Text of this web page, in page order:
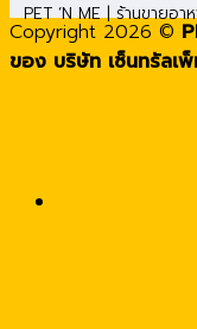
PET ’N ME | ร้านขายอ
Copyright 2026 ©
ของ บริษัท เซ็นทรัลเ